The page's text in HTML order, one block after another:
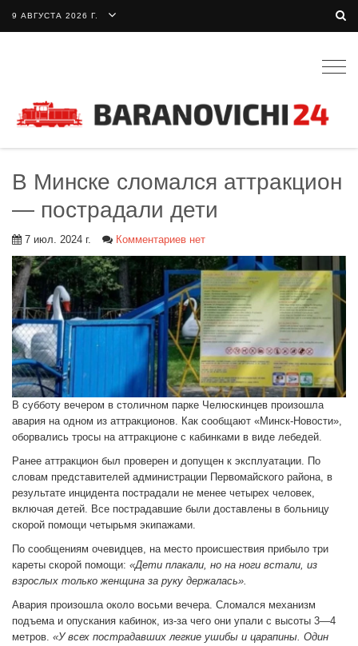
9 АВГУСТА 2026 Г.
В Минске сломался аттракцион
— пострадали дети
7 июл. 2024 г. Комментариев нет
В субботу вечером в столичном парке Челюскинцев произошла
авария на одном из аттракционов. Как сообщают «Минск-Новости»,
оборвались тросы на аттракционе с кабинками в виде лебедей.
Ранее аттракцион был проверен и допущен к эксплуатации. По
словам представителей администрации Первомайского района, в
результате инцидента пострадали не менее четырех человек,
включая детей. Все пострадавшие были доставлены в больницу
скорой помощи четырьмя экипажами.
По сообщениям очевидцев, на место происшествия прибыло три
кареты скорой помощи: «Дети плакали, но на ноги встали, из
взрослых только женщина за руку держалась».
Авария произошла около восьми вечера. Сломался механизм
подъема и опускания кабинок, из-за чего они упали с высоты 3—4
метров. «У всех пострадавших легкие ушибы и царапины. Один